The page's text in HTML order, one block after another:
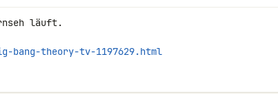
läuft.
bang-theory-tv-1197629.html